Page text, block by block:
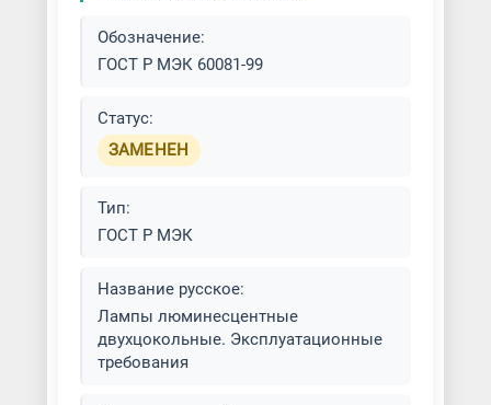
Обозначение:
ГОСТ Р МЭК 60081-99
Статус:
ЗАМЕНЕН
Тип:
ГОСТ Р МЭК
Название русское:
Лампы люминесцентные
двухцокольные. Эксплуатационные
требования